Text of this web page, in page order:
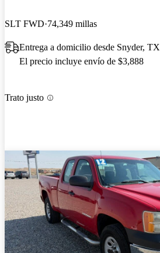
SLT FWD 74,349 millas
Entrega a domicilio desde Snyder, TX
El precio incluye envío de $3,888
Trato justo